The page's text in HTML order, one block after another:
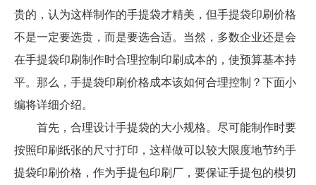
贵的，认为这样制作的手提袋才精美，但手提袋印刷价格
不是一定要选贵，而是要选合适。当然，多数企业还是会
在手提袋印刷制作时合理控制印刷成本的，使预算基本持
平。那么，手提袋印刷价格成本该如何合理控制？下面小
编将详细介绍。
首先，合理设计手提袋的大小规格。尽可能制作时要
按照印刷纸张的尺寸打印，这样做可以较大限度地节约手
提袋印刷价格，作为手提包印刷厂，要保证手提包的模切